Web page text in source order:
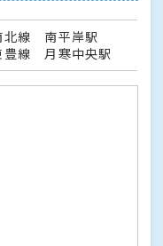
北線 南平岸駅
豊線 月寒中央駅